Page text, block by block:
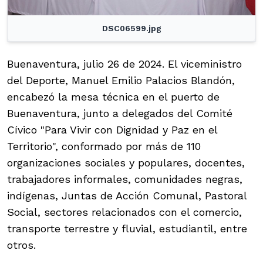
DSC06599.jpg
Buenaventura, julio 26 de 2024. El viceministro
del Deporte, Manuel Emilio Palacios Blandón,
encabezó la mesa técnica en el puerto de
Buenaventura, junto a delegados del Comité
Cívico "Para Vivir con Dignidad y Paz en el
Territorio", conformado por más de 110
organizaciones sociales y populares, docentes,
trabajadores informales, comunidades negras,
indígenas, Juntas de Acción Comunal, Pastoral
Social, sectores relacionados con el comercio,
transporte terrestre y fluvial, estudiantil, entre
otros.